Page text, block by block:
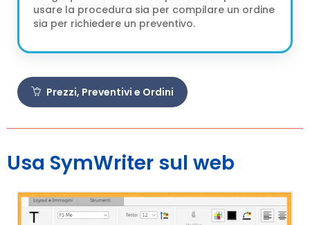
usare la procedura sia per compilare un ordine
sia per richiedere un preventivo.
Prezzi, Preventivi e Ordini
Usa SymWriter sul web